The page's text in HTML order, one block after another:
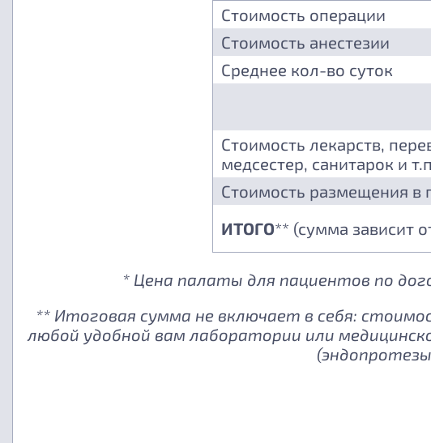
Стоимость операции
Стоимость анестезии
Среднее кол-во суток
Стоимость лекарств,
медсестер, санитарок и
Стоимость размещения в
ИТОГО** (сумма зависит
* Цена палаты для пациентов по
** Итоговая сумма не включает в себя:
любой удобной вам лаборатории или